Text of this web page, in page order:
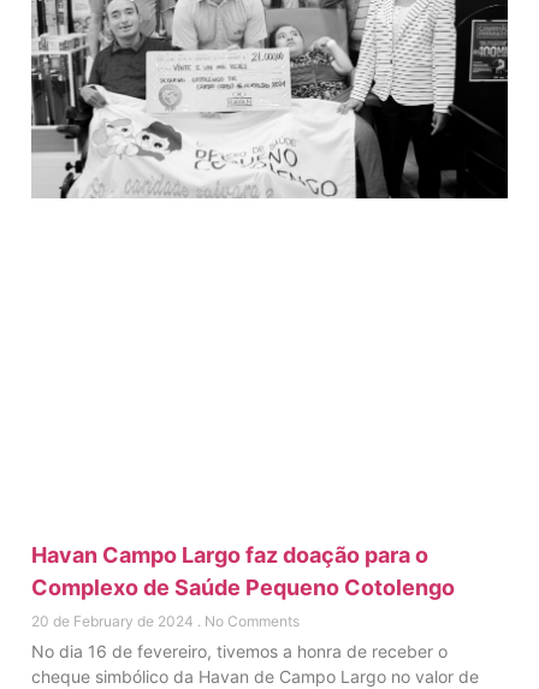
Havan Campo Largo faz doação para o
Complexo de Saúde Pequeno Cotolengo
20 de February de 2024 No Comments
No dia 16 de fevereiro, tivemos a honra de receber o
cheque simbólico da Havan de Campo Largo no valor de